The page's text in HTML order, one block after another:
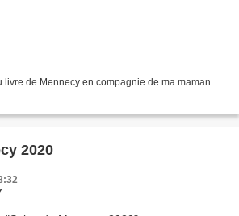
livre de Mennecy en compagnie de ma maman
2020